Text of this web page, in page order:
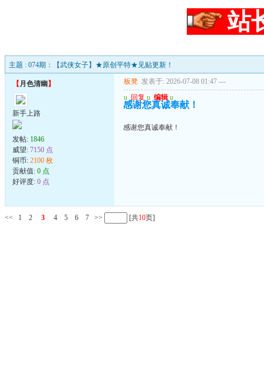
站
主题 : 074期：【武侠女子】★原创平特★见贴更新！
【月色清幽 】
新手上路
发帖: 1846
威望: 7150 点
铜币: 2100 枚
贡献值: 0 点
好评度: 0 点
板凳 发表于: 2026-07-08 01:47 ---
u 回复 u 编辑 u
感谢您真诚奉献！
感谢您真诚奉献！
<< 1 2 3 4 5 6 7 >> [共10页]